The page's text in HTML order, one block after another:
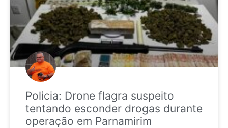
Policia: Drone flagra suspeito
tentando esconder drogas durante
operação em Parnamirim